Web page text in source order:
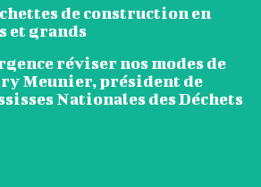
de construction en
et grands
réviser nos modes de
Meunier, président de
Nationales des Déchets